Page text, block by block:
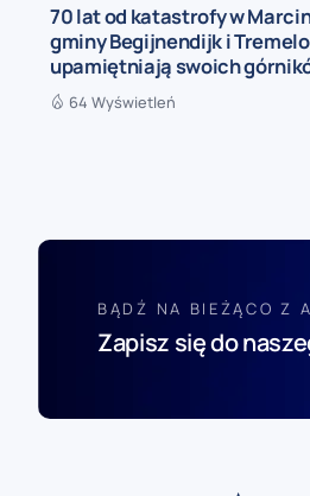
70 lat od katastrofy w
gminy Begijnendijk i Tremelo
upamiętniają swoich
64 Wyświetleń
BĄDŹ NA BIEŻĄCO Z
Zapisz się do